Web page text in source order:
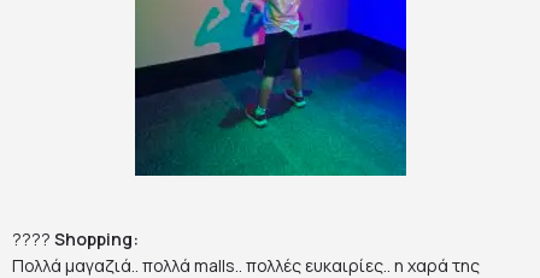
???? Shopping:
Πολλά μαγαζιά.. πολλά malls.. πολλές ευκαιρίες.. η χαρά της